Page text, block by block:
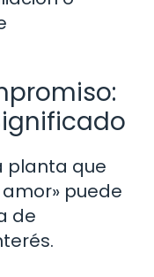
planta que
amor» puede
de